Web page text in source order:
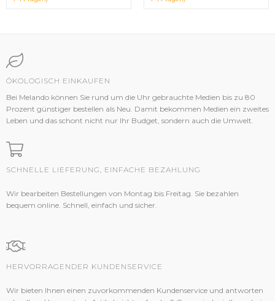
ÖKOLOGISCH EINKAUFEN
Bei Melando können Sie rund um die Uhr gebrauchte Medien bis zu 80
Prozent günstiger bestellen als Neu. Damit bekommen Medien ein zweites
Leben und das schont nicht nur Ihr Budget, sondern auch die Umwelt.
SCHNELLE LIEFERUNG, EINFACHE BEZAHLUNG
Wir bearbeiten Bestellungen von Montag bis Freitag. Sie bezahlen
bequem online. Schnell, einfach und sicher.
HERVORRAGENDER KUNDENSERVICE
Wir bieten Ihnen einen zuvorkommenden Kundenservice und antworten